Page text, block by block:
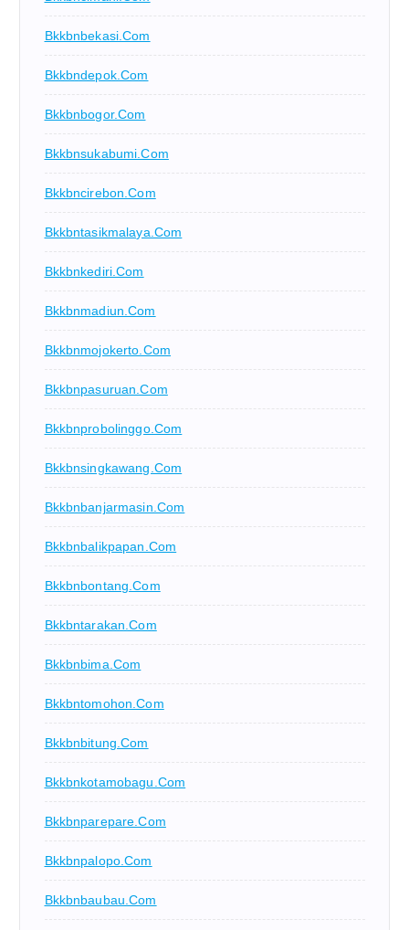
Bkkbnbekasi.com
Bkkbndepok.com
Bkkbnbogor.com
Bkkbnsukabumi.com
Bkkbncirebon.com
Bkkbntasikmalaya.com
Bkkbnkediri.com
Bkkbnmadiun.com
Bkkbnmojokerto.com
Bkkbnpasuruan.com
Bkkbnprobolinggo.com
Bkkbnsingkawang.com
Bkkbnbanjarmasin.com
Bkkbnbalikpapan.com
Bkkbnbontang.com
Bkkbntarakan.com
Bkkbnbima.com
Bkkbntomohon.com
Bkkbnbitung.com
Bkkbnkotamobagu.com
Bkkbnparepare.com
Bkkbnpalopo.com
Bkkbnbaubau.com